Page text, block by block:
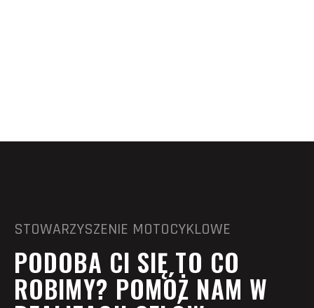
STOWARZYSZENIE MOTOCYKLOWE
PODOBA CI SIĘ TO CO
ROBIMY? POMÓŻ NAM W